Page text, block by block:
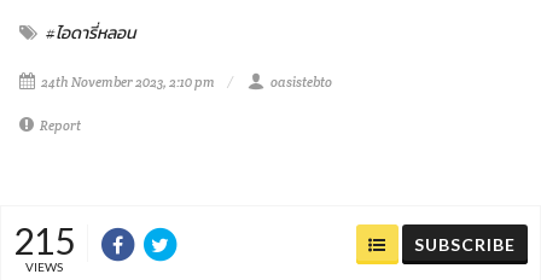
#ไอดารี่หลอน
24th November 2023, 2:10 pm oasistebto
Report
215
VIEWS
SUBSCRIBE